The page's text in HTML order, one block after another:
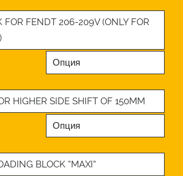
FOR FENDT 206-209V (ONLY FOR
Опция
HIGHER SIDE SHIFT OF 150MM
Опция
BLOCK “MAXI”